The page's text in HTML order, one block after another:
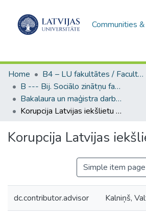
Communities
Home
B4 – LU fakultātes / Faculties of the UL
B --- Bij. Sociālo zinātņu fakultātes noslēguma darbi / Faculty of Social Sciences - Graduate works
Bakalaura un maģistra darbi (SZF) / Bachelor's and Master's theses
Korupcija Latvijas iekšlietu sistēmā
Korupcija Latvijas
Simple item page
dc.contributor.advisor Kalniņš,